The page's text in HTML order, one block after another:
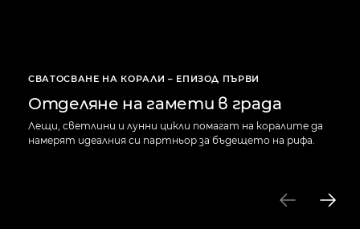
СВАТОСВАНЕ НА КОРАЛИ – ЕПИЗОД ПЪРВИ
Отделяне на гамети в града
Лещи, светлини и лунни цикли помагат на коралите да
намерят идеалния си партньор за бъдещето на рифа.